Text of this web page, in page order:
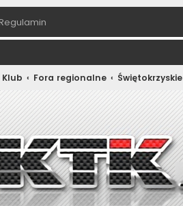
Regulamin
Fora regionalne Świętokrzyskie